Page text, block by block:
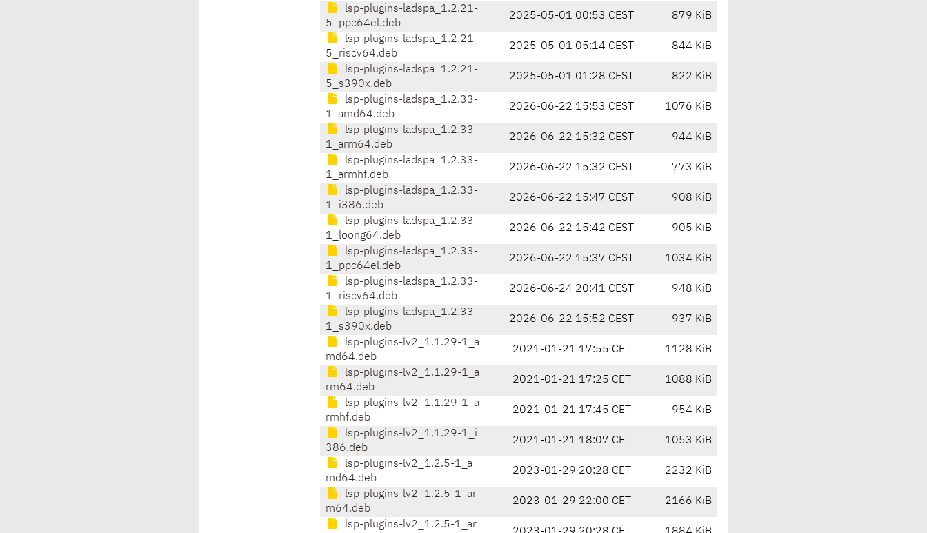
lsp-plugins-ladspa_1.2.21-
5_ppc64el.deb
2025-05-01 00:53 CEST 879 KiB
lsp-plugins-ladspa_1.2.21-
5_riscv64.deb
2025-05-01 05:14 CEST 844 KiB
lsp-plugins-ladspa_1.2.21-
5_s390x.deb
2025-05-01 01:28 CEST 822 KiB
lsp-plugins-ladspa_1.2.33-
1_amd64.deb
2026-06-22 15:53 CEST 1076 KiB
lsp-plugins-ladspa_1.2.33-
1_arm64.deb
2026-06-22 15:32 CEST 944 KiB
lsp-plugins-ladspa_1.2.33-
1_armhf.deb
2026-06-22 15:32 CEST 773 KiB
lsp-plugins-ladspa_1.2.33-
1_i386.deb
2026-06-22 15:47 CEST 908 KiB
lsp-plugins-ladspa_1.2.33-
1_loong64.deb
2026-06-22 15:42 CEST 905 KiB
lsp-plugins-ladspa_1.2.33-
1_ppc64el.deb
2026-06-22 15:37 CEST 1034 KiB
lsp-plugins-ladspa_1.2.33-
1_riscv64.deb
2026-06-24 20:41 CEST 948 KiB
lsp-plugins-ladspa_1.2.33-
1_s390x.deb
2026-06-22 15:52 CEST 937 KiB
lsp-plugins-lv2_1.1.29-1_a
md64.deb
2021-01-21 17:55 CET 1128 KiB
lsp-plugins-lv2_1.1.29-1_a
rm64.deb
2021-01-21 17:25 CET 1088 KiB
lsp-plugins-lv2_1.1.29-1_a
rmhf.deb
2021-01-21 17:45 CET 954 KiB
lsp-plugins-lv2_1.1.29-1_i
386.deb
2021-01-21 18:07 CET 1053 KiB
lsp-plugins-lv2_1.2.5-1_a
md64.deb
2023-01-29 20:28 CET 2232 KiB
lsp-plugins-lv2_1.2.5-1_ar
m64.deb
2023-01-29 22:00 CET 2166 KiB
lsp-plugins-lv2_1.2.5-1_ar